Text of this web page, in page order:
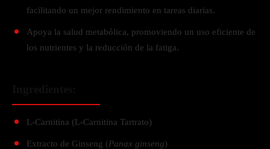
facilitando un mejor rendimiento en tareas diarias.
Apoya la salud metabólica, promoviendo un uso eficiente de
los nutrientes y la reducción de la fatiga.
L-Carnitina (L-Carnitina Tartrato)
Extracto de Ginseng (Panax ginseng)